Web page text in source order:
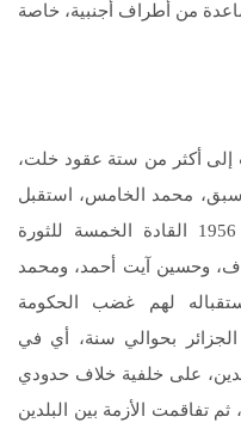
من أطراف أجنبية، خاصة
إلى أكثر من ستة عقود خلت،
محمد الخامس، استقبل
في أكتوبر/ تشرين الأول من العام 1956 القادة الخمسة للثورة
وحسين آيت أحمد، ومحمد
لهم غضب الحكومة
الجزائر بحوالي سنة، أي في
على خلفية خلاف حدودي
تفاقمت الأزمة بين البلدين